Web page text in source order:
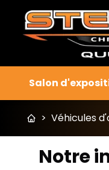
Salon
> Véhicules
Notre